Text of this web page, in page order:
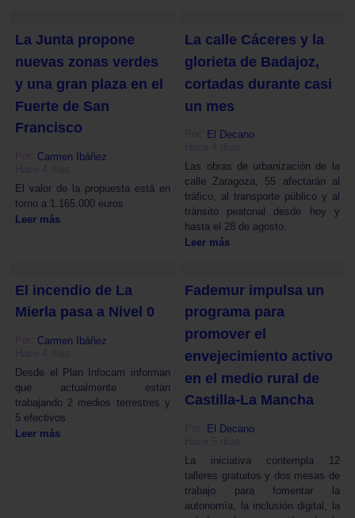
La Junta propone
nuevas zonas verdes
y una gran plaza en el
Fuerte de San
Francisco
Carmen Ibáñez
El valor de la propuesta está en
torno a 1.165.000 euros
Leer más
La calle Cáceres y la
glorieta de Badajoz,
cortadas durante casi
un mes
El Decano
Las obras de urbanización de la
calle Zaragoza, 55 afectarán al
tráfico, al transporte público y al
tránsito peatonal desde hoy y
hasta el 28 de agosto.
Leer más
El incendio de La
Mierla pasa a Nivel 0
Carmen Ibáñez
Desde el Plan Infocam informan
que actualmente están
trabajando 2 medios terrestres y
5 efectivos
Leer más
Fademur impulsa un
programa para
promover el
envejecimiento activo
en el medio rural de
Castilla-La Mancha
El Decano
La iniciativa contempla 12
talleres gratuitos y dos mesas de
trabajo para fomentar la
autonomía, la inclusión digital, la